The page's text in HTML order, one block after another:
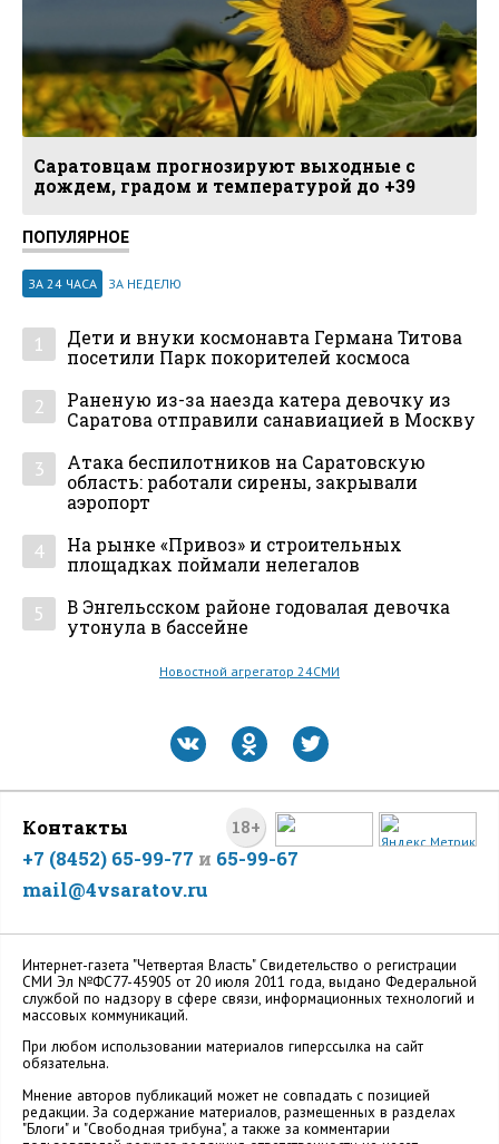
Саратовцам прогнозируют выходные с
дождем, градом и температурой до +39
ПОПУЛЯРНОЕ
ЗА 24 ЧАСА ЗА НЕДЕЛЮ
1
Дети и внуки космонавта Германа Титова
посетили Парк покорителей космоса
2
Раненую из-за наезда катера девочку из
Саратова отправили санавиацией в Москву
3
Атака беспилотников на Саратовскую
область: работали сирены, закрывали
аэропорт
4
На рынке «Привоз» и строительных
площадках поймали нелегалов
5
В Энгельсском районе годовалая девочка
утонула в бассейне
Новостной агрегатор 24СМИ
18+
Контакты
+7 (8452) 65-99-77 и 65-99-67
mail@4vsaratov.ru
Интернет-газета "Четвертая Власть" Cвидетельство о регистрации
СМИ Эл №ФС77-45905 от 20 июля 2011 года, выдано Федеральной
службой по надзору в сфере связи, информационных технологий и
массовых коммуникаций.
При любом использовании материалов гиперссылка на сайт
обязательна.
Мнение авторов публикаций может не совпадать с позицией
редакции. За содержание материалов, размещенных в разделах
"Блоги" и "Свободная трибуна", а также за комментарии